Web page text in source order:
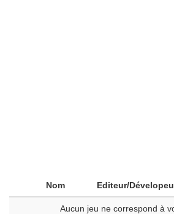
Nom Editeur/
Aucun jeu ne correspond à